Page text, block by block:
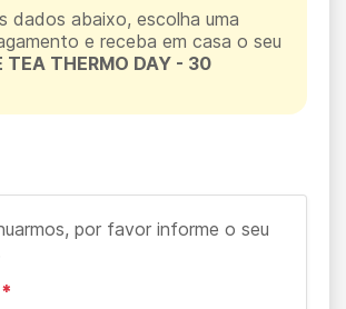
dados abaixo, escolha uma
e receba em casa o seu
TEA THERMO DAY - 30
por favor informe o seu
*